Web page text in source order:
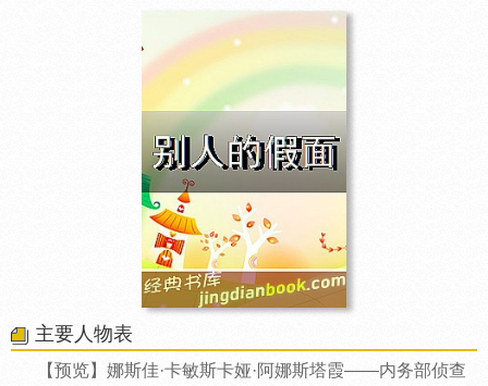
主要人物表
【预览】娜斯佳·卡敏斯卡娅·阿娜斯塔霞——内务部侦查